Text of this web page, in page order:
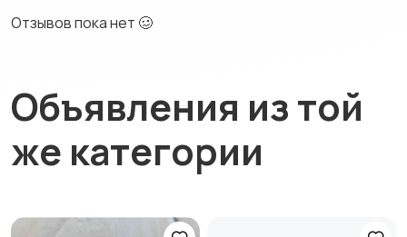
Отзывов пока нет 🥴
Объявления из той
же категории